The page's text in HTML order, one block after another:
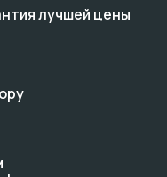
лучшей цены